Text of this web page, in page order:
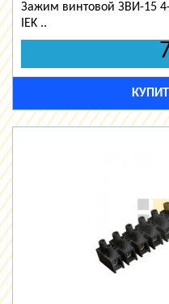
Зажим винтовой ЗВИ-15
IEK ..